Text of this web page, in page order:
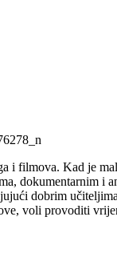
i filmova. Kad je
dokumentarnim i
dobrim
voli provoditi